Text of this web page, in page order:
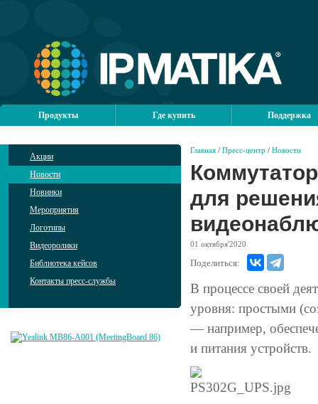
Продукты Где купить Поддержка
Акции
Новости
Новинки
Мероприятия
Логотипы
Видеоролики
Библиотека кейсов
Контакты пресс-службы
Главная / Пресс-центр / Новости
для
01 октября'2020
Поделиться:
В процессе своей
уровня: простыми
— например,
и питания устройств.